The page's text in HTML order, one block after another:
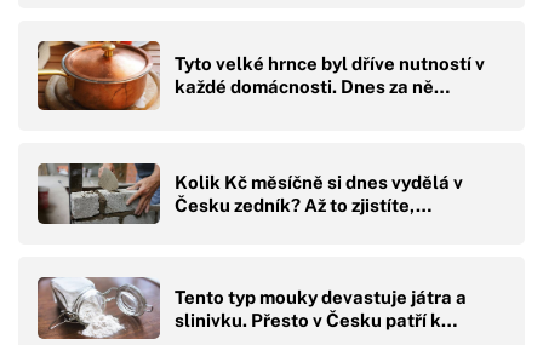
Tyto velké hrnce byl dříve nutností v
každé domácnosti. Dnes za ně…
Kolik Kč měsíčně si dnes vydělá v
Česku zedník? Až to zjistíte,…
Tento typ mouky devastuje játra a
slinivku. Přesto v Česku patří k…